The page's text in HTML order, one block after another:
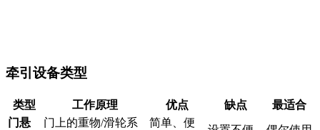
牵引设备类型
类型 工作原理 优点 缺点
最适合
门悬
门上的重物/滑轮系
简单、便